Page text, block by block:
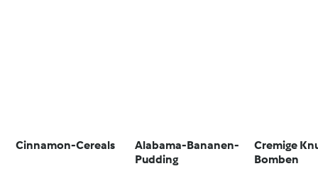
Cinnamon-Cereals
Alabama-Bananen-
Pudding
Cremige
Bomben